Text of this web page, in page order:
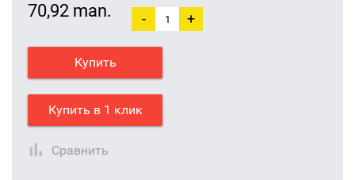
70,92 man. - +
Купить
Купить в 1 клик
Сравнить